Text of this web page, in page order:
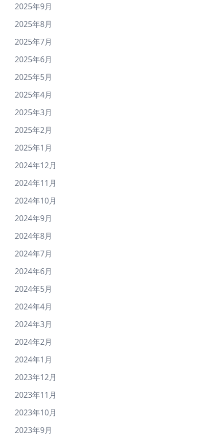
2025年9月
2025年8月
2025年7月
2025年6月
2025年5月
2025年4月
2025年3月
2025年2月
2025年1月
2024年12月
2024年11月
2024年10月
2024年9月
2024年8月
2024年7月
2024年6月
2024年5月
2024年4月
2024年3月
2024年2月
2024年1月
2023年12月
2023年11月
2023年10月
2023年9月